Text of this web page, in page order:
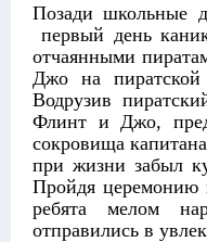
Позади школьные
первый день
отчаянными
Джо на
Водрузив
Флинт и Джо,
сокровища
при жизни забыл
Пройдя церемонию
ребята мелом
отправились в